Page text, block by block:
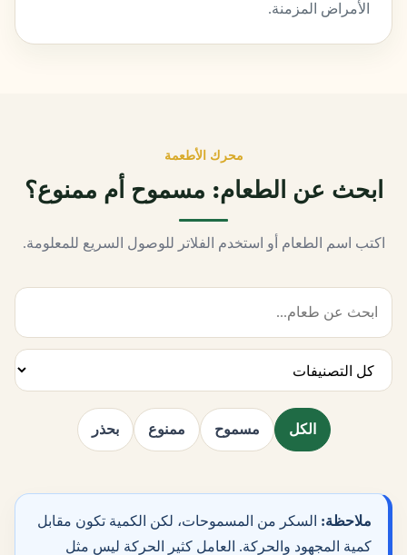
الأمراض المزمنة.
محرك الأطعمة
ابحث عن الطعام: مسموح أم ممنوع؟
اكتب اسم الطعام أو استخدم الفلاتر للوصول السريع للمعلومة.
الكل مسموح ممنوع بحذر
ملاحظة: السكر من المسموحات، لكن الكمية تكون مقابل
كمية المجهود والحركة. العامل كثير الحركة ليس مثل